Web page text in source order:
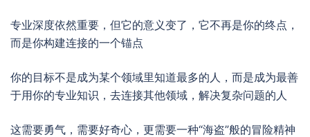
专业深度依然重要，但它的意义变了，它不再是你的终点，
而是你构建连接的一个锚点
你的目标不是成为某个领域里知道最多的人，而是成为最善
于用你的专业知识，去连接其他领域，解决复杂问题的人
这需要勇气，需要好奇心，更需要一种“海盗”般的冒险精神